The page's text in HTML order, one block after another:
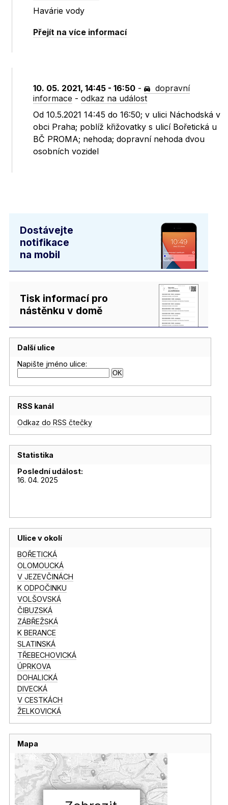
Havárie vody
Přejít na více informací
10. 05. 2021, 14:45 - 16:50 -
dopravní
informace -odkaz na událost
Od 10.5.2021 14:45 do 16:50; v ulici Náchodská v
obci Praha; poblíž křižovatky s ulicí Bořetická u
BČ PROMA; nehoda; dopravní nehoda dvou
osobních vozidel
Dostávejte
notifikace
na mobil
Tisk informací pro
nástěnku v domě
Další ulice
Napište jméno ulice:
RSS kanál
Odkaz do RSS čtečky
Statistika
Poslední událost:
16. 04. 2025
Ulice v okolí
BOŘETICKÁ
OLOMOUCKÁ
V JEZEVČINÁCH
K ODPOČINKU
VOLŠOVSKÁ
ČIBUZSKÁ
ZÁBŘEŽSKÁ
K BERANCE
SLATINSKÁ
TŘEBECHOVICKÁ
ÚPRKOVA
DOHALICKÁ
DIVECKÁ
V CESTKÁCH
ŽELKOVICKÁ
Mapa